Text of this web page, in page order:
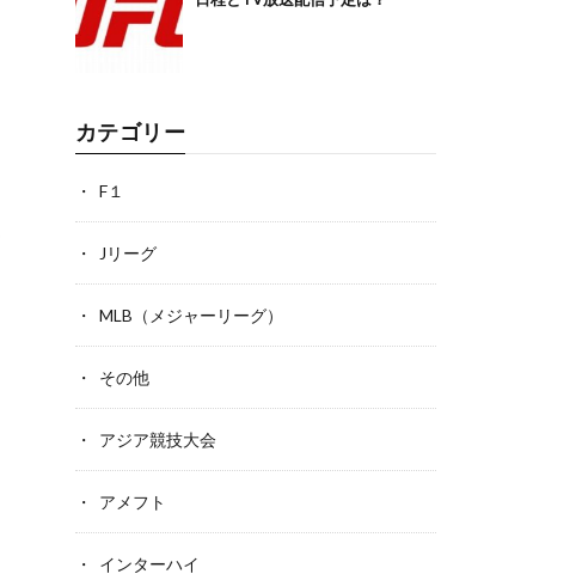
カテゴリー
F１
Jリーグ
MLB（メジャーリーグ）
その他
アジア競技大会
アメフト
インターハイ